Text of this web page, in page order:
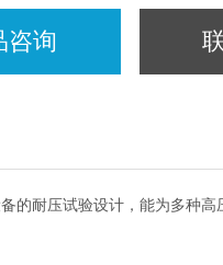
咨询
的耐压试验设计，能为多种